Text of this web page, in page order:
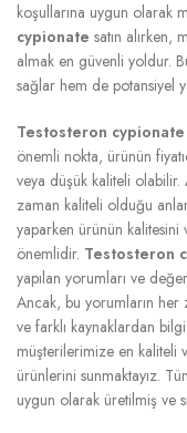
koşullarına uygun olarak
cypionate satın alırken,
almak en güvenli yoldur.
sağlar hem de potansiyel
Testosteron cypionate
önemli nokta, ürünün
veya düşük kaliteli
zaman kaliteli olduğu
yaparken ürünün
önemlidir. Testosteron
yapılan yorumları ve
Ancak, bu yorumların
ve farklı kaynaklardan
müşterilerimize en kaliteli
ürünlerini sunmaktayız.
uygun olarak üretilmiş ve